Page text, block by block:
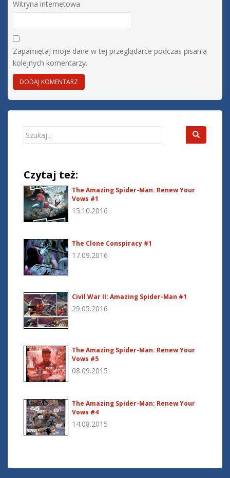
Witryna internetowa
Zapamiętaj moje dane w tej przeglądarce podczas pisania
kolejnych komentarzy.
Search
Czytaj też:
The Amazing Spider-Man: Renew Your
Vows #1
15.10.2016
The Clone Conspiracy #1
17.09.2016
Civil War II: Amazing Spider-Man #1
29.05.2016
The Amazing Spider-Man: Renew Your
Vows #5
08.09.2015
The Amazing Spider-Man: Renew Your
Vows #4
14.08.2015